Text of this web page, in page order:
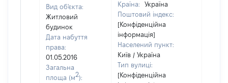
Вид об'єкта:
Житловий
будинок
Дата набуття
права:
01.05.2016
Загальна
площа (м2):
Країна:
Україна
Поштовий індекс:
[Конфіденційна
інформація]
Населений пункт:
Київ / Україна
Тип вулиці:
[Конфіденційна